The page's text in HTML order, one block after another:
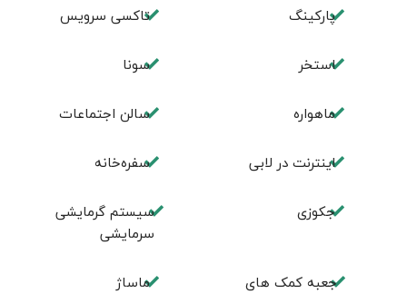
پارکینگ تاکسی سرویس
استخر سونا
ماهواره سالن اجتماعات
اینترنت در لابی سفره‌خانه
جکوزی
سیستم گرمایشی
سرمایشی
جعبه کمک های
ماساژ